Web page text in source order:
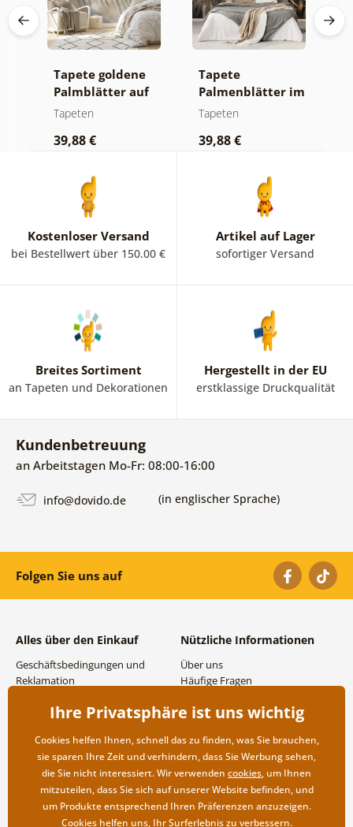
Tapete goldene
Palmblätter auf
beigem
Tapeten
39,88 €
Tapete
Palmenblätter im
Dschungel
Tapeten
39,88 €
Kostenloser Versand
bei Bestellwert über 150.00 €
Artikel auf Lager
sofortiger Versand
Breites Sortiment
an Tapeten und Dekorationen
Hergestellt in der EU
erstklassige Druckqualität
Kundenbetreuung
an Arbeitstagen Mo-Fr: 08:00-16:00
info@dovido.de (in englischer Sprache)
Folgen Sie uns auf
Alles über den Einkauf
Geschäftsbedingungen und
Reklamation
Versand- und
Rücksendung der Ware
Nützliche Informationen
Über uns
Häufige Fragen
Großhandel und
Ihre Privatsphäre ist uns wichtig
Cookies helfen Ihnen, schnell das zu finden, was Sie brauchen,
sie sparen Ihre Zeit und verhindern, dass Sie Werbung sehen,
die Sie nicht interessiert. Wir verwenden cookies, um Ihnen
mitzuteilen, dass Sie sich auf unserer Website befinden, und
um Produkte entsprechend Ihren Präferenzen anzuzeigen.
Cookies helfen uns, Ihr Surferlebnis zu verbessern.